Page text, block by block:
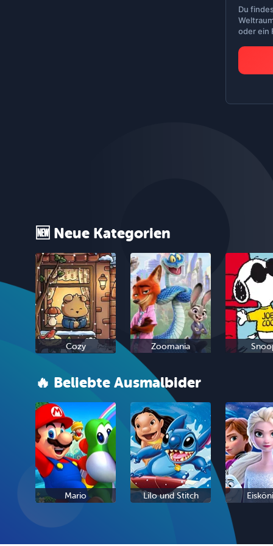
Du
oder ein
🆕 Neue Kategorien
Cozy Zoomania
🔥 Beliebte Ausmalbider
Mario Lilo und Stitch